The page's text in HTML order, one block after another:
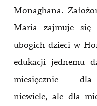
Monaghana.
Maria zajmuje się
ubogich dzieci w
edukacji jednemu
miesięcznie – dla
niewiele, ale dla